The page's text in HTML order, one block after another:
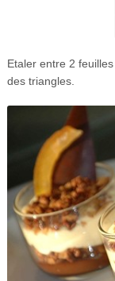
Etaler entre 2
des triangles.